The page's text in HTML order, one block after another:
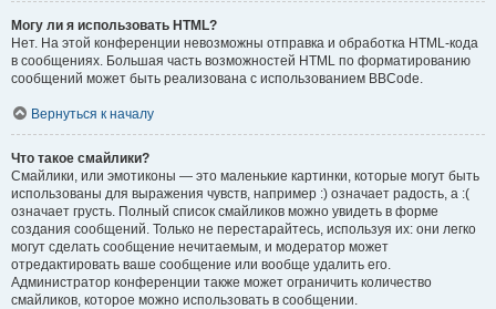
Могу ли я использовать HTML?
Нет. На этой конференции невозможны отправка и обработка HTML-кода
в сообщениях. Большая часть возможностей HTML по форматированию
сообщений может быть реализована с использованием BBCode.
Вернуться к началу
Что такое смайлики?
Смайлики, или эмотиконы — это маленькие картинки, которые могут быть
использованы для выражения чувств, например :) означает радость, а :(
означает грусть. Полный список смайликов можно увидеть в форме
создания сообщений. Только не перестарайтесь, используя их: они легко
могут сделать сообщение нечитаемым, и модератор может
отредактировать ваше сообщение или вообще удалить его.
Администратор конференции также может ограничить количество
смайликов, которое можно использовать в сообщении.